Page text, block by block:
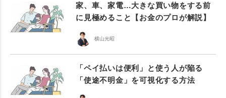
家、車、家電…大きな買い物をする前
に見極めること【お金のプロが解説】
横山光昭
「ペイ払いは便利」と使う人が陥る
「使途不明金」を可視化する方法